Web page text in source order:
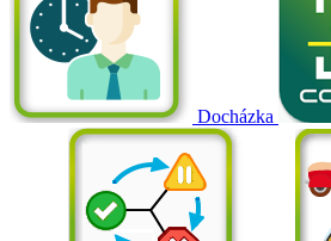
Docházka